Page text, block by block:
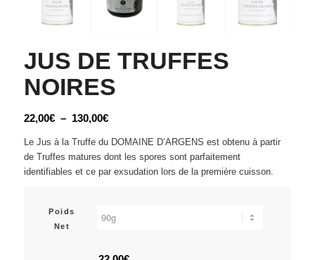
JUS DE TRUFFES
NOIRES
22,00€ – 130,00€Plage
prix :
22,00€
Le Jus à la Truffe du DOMAINE D’ARGENS est obtenu à partir
de Truffes matures dont les spores sont parfaitement
identifiables et ce par exsudation lors de la première cuisson.
Poids
Net